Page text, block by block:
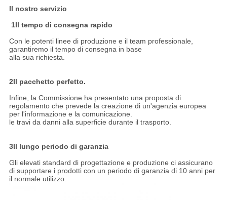
Il nostro servizio
1Il tempo di consegna rapido
Con le potenti linee di produzione e il team professionale,
garantiremo il tempo di consegna in base
alla sua richiesta.
2Il pacchetto perfetto.
Infine, la Commissione ha presentato una proposta di
regolamento che prevede la creazione di un'agenzia europea
per l'informazione e la comunicazione.
le travi da danni alla superficie durante il trasporto.
3Il lungo periodo di garanzia
Gli elevati standard di progettazione e produzione ci assicurano
di supportare i prodotti con un periodo di garanzia di 10 anni per
il normale utilizzo.